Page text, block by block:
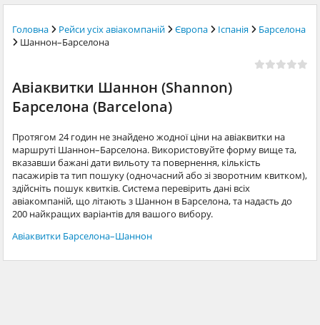
Головна Рейси усіх авіакомпаній Європа Іспанія
Барселона
Шаннон–Барселона
Авіаквитки Шаннон (Shannon)
Барселона (Barcelona)
Протягом 24 годин не знайдено жодної ціни на авіаквитки на
маршруті Шаннон–Барселона. Використовуйте форму вище та,
вказавши бажані дати вильоту та повернення, кількість
пасажирів та тип пошуку (одночасний або зі зворотним квитком),
здійсніть пошук квитків. Система перевірить дані всіх
авіакомпаній, що літають з Шаннон в Барселона, та надасть до
200 найкращих варіантів для вашого вибору.
Авіаквитки Барселона–Шаннон